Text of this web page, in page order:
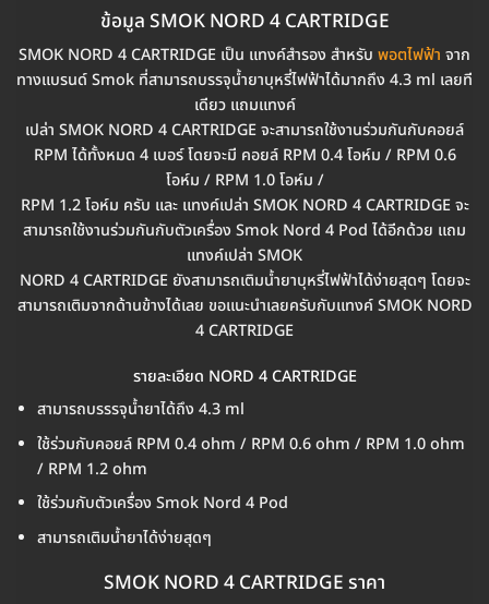
ข้อมูล SMOK NORD 4 CARTRIDGE
SMOK NORD 4 CARTRIDGE เป็น แทงค์สำรอง สำหรับ พอตไฟฟ้า จาก
ทางแบรนด์ Smok ที่สามารถบรรจุน้ำยาบุหรี่ไฟฟ้าได้มากถึง 4.3 ml เลยที
เดียว แถมแทงค์
เปล่า SMOK NORD 4 CARTRIDGE จะสามารถใช้งานร่วมกันกับคอยล์
RPM ได้ทั้งหมด 4 เบอร์ โดยจะมี คอยล์ RPM 0.4 โอห์ม / RPM 0.6
โอห์ม / RPM 1.0 โอห์ม /
RPM 1.2 โอห์ม ครับ และ แทงค์เปล่า SMOK NORD 4 CARTRIDGE จะ
สามารถใช้งานร่วมกันกับตัวเครื่อง Smok Nord 4 Pod ได้อีกด้วย แถม
แทงค์เปล่า SMOK
NORD 4 CARTRIDGE ยังสามารถเติมน้ำยาบุหรี่ไฟฟ้าได้ง่ายสุดๆ โดยจะ
สามารถเติมจากด้านข้างได้เลย ขอแนะนำเลยครับกับแทงค์ SMOK NORD
4 CARTRIDGE
รายละเอียด NORD 4 CARTRIDGE
สามารถบรรรจุน้ำยาได้ถึง 4.3 ml
ใช้ร่วมกับคอยล์ RPM 0.4 ohm / RPM 0.6 ohm / RPM 1.0 ohm
/ RPM 1.2 ohm
ใช้ร่วมกับตัวเครื่อง Smok Nord 4 Pod
สามารถเติมน้ำยาได้ง่ายสุดๆ
SMOK NORD 4 CARTRIDGE ราคา